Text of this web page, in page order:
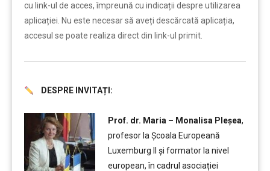
cu link-ul de acces, împreună cu indicații despre utilizarea
aplicației. Nu este necesar să aveți descărcată aplicația,
accesul se poate realiza direct din link-ul primit.
DESPRE INVITAȚI:
Prof. dr. Maria – Monalisa Pleșea,
profesor la Școala Europeană
Luxemburg II și formator la nivel
european, în cadrul asociației